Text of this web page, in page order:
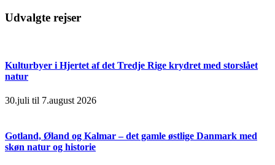
Udvalgte rejser
Kulturbyer i Hjertet af det Tredje Rige krydret med storslået
natur
30.juli til 7.august 2026
Gotland, Øland og Kalmar – det gamle østlige Danmark med
skøn natur og historie